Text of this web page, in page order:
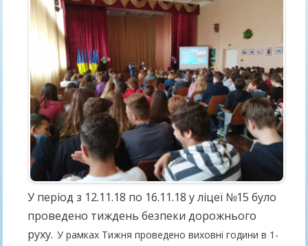
У період з 12.11.18 по 16.11.18 у ліцеї №15 було
проведено тиждень безпеки дорожнього
руху. У рамках Тижня проведено виховні години в 1-